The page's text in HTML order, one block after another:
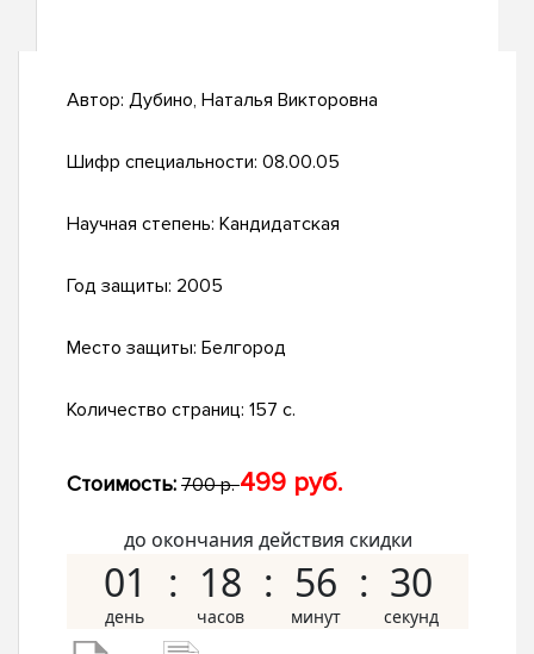
Автор: Дубино, Наталья Викторовна
Шифр специальности: 08.00.05
Научная степень: Кандидатская
Год защиты: 2005
Место защиты: Белгород
Количество страниц: 157 с.
Стоимость: 700 р.499 руб.
до окончания действия скидки
01 18 56 30